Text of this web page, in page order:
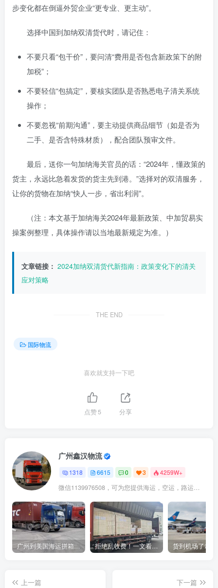
步变化都在倒逼外贸企业“更专业、更主动”。
选择中国到加纳双清货代时，请记住：
不要只看“包干价”，要问清“费用是否包含新政策下的附
加税”；
不要轻信“包搞定”，要核实团队是否熟悉电子清关系统
操作；
不要忽视“前期沟通”，要主动提供商品细节（如是否为
二手、是否含特殊材质），配合团队预审文件。
最后，送你一句加纳海关官员的话：“2024年，懂政策的
货主，永远比急着发货的货主先到港。”选择对的双清服务，
让你的货物在加纳“快人一步，省出利润”。
（注：本文基于加纳海关2024年最新政策、中加贸易实
操案例整理，具体操作请以当地最新规定为准。）
文章链接： 2024加纳双清货代新指南：政策变化下的清关
应对策略
THE END
国际物流
喜欢就支持一下吧
点赞5 分享
广州鑫汉物流
1318 6615 0 3 4259W+
微信1139976508，可为您提供海运，空运，路运，铁路运输
广州到美国海运拼箱多少钱？2024年最新运费构成+隐藏费用避坑指南 拒绝乱收费！一文看懂中国货代计费套路，教你避开所有隐形坑
上一篇
下一篇